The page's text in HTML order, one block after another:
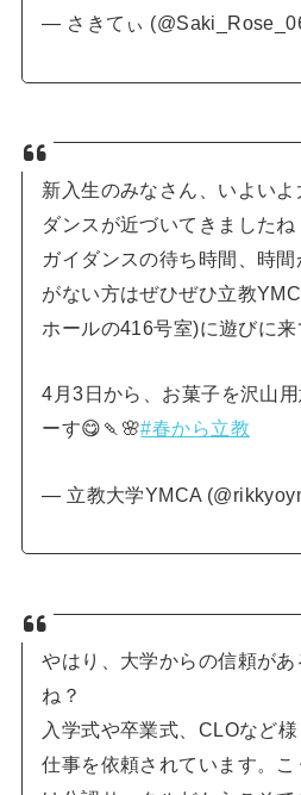
— さきてぃ
新入生のみなさん、いよい
ダンスが近づいてきましたね
ガイダンスの待ち時間、時
がない方はぜひぜひ立教
ホールの416号室)に遊びに来
4月3日から、お菓子を沢山
ーす😋🍡🌸#春から立教
— 立教大学YMCA
やはり、大学からの信頼が
ね？
入学式や卒業式、CLOなど
仕事を依頼されています。